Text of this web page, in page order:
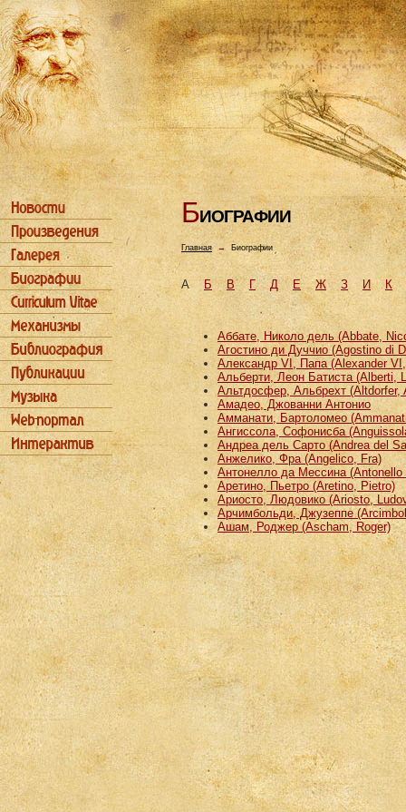
БИОГРАФИИ
Главная→ Биографии
АБ В Г Д Е Ж З И К
Аббате, Николо дель (Abbate,
Агостино ди Дуччио (Agostino di
Александр VI, Папа (Alexander
Альберти, Леон Батиста (Alberti,
Альтдосфер, Альбрехт (Altdorfer,
Амадео, Джованни Антонио
Амманати, Бартоломео
Ангиссола, Софонисба
Андреа дель Сарто (Andrea del
Анжелико, Фра (Angelico, Fra)
Антонелло да Мессина (Antonello
Аретино, Пьетро (Aretino, Pietro)
Ариосто, Людовико (Ariosto,
Арчимбольди, Джузеппе
Ашам, Роджер (Ascham, Roger)